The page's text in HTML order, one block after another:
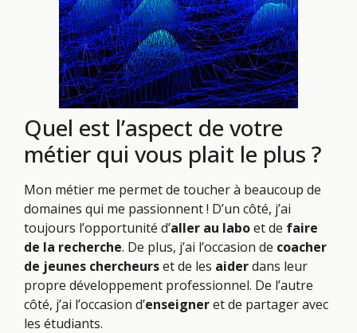
Quel est l’aspect de votre
métier qui vous plait le plus ?
Mon métier me permet de toucher à beaucoup de
domaines qui me passionnent ! D’un côté, j’ai
toujours l’opportunité d’aller au laboet de faire
de la recherche. De plus, j’ai l’occasion de coacher
de jeunes chercheurset de les aiderdans leur
propre développement professionnel. De l’autre
côté, j’ai l’occasion d’enseigneret de partager avec
les étudiants.